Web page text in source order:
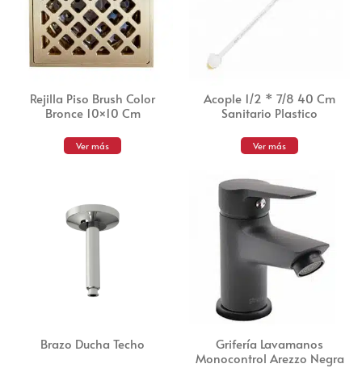
Rejilla Piso Brush Color
Bronce 10×10 Cm
Ver más
Acople 1/2 * 7/8 40 Cm
Sanitario Plastico
Ver más
Brazo Ducha Techo
Grifería Lavamanos
Monocontrol Arezzo Negra